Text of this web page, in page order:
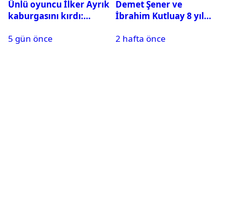
Ünlü oyuncu İlker Ayrık
kaburgasını kırdı:
5 gün önce
Demet Şener ve
İbrahim Kutluay 8 yıl
Ailece Yunanistan
2 hafta önce